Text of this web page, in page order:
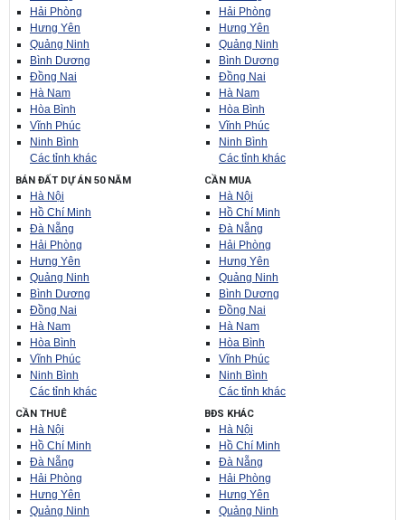
Hải Phòng
Hưng Yên
Quảng Ninh
Bình Dương
Đồng Nai
Hà Nam
Hòa Bình
Vĩnh Phúc
Ninh Bình
Các tỉnh khác
Hải Phòng
Hưng Yên
Quảng Ninh
Bình Dương
Đồng Nai
Hà Nam
Hòa Bình
Vĩnh Phúc
Ninh Bình
Các tỉnh khác
BÁN ĐẤT DỰ ÁN 50 NĂM
Hà Nội
Hồ Chí Minh
Đà Nẵng
Hải Phòng
Hưng Yên
Quảng Ninh
Bình Dương
Đồng Nai
Hà Nam
Hòa Bình
Vĩnh Phúc
Ninh Bình
Các tỉnh khác
CẦN MUA
Hà Nội
Hồ Chí Minh
Đà Nẵng
Hải Phòng
Hưng Yên
Quảng Ninh
Bình Dương
Đồng Nai
Hà Nam
Hòa Bình
Vĩnh Phúc
Ninh Bình
Các tỉnh khác
CẦN THUÊ
Hà Nội
Hồ Chí Minh
Đà Nẵng
Hải Phòng
Hưng Yên
Quảng Ninh
BĐS KHÁC
Hà Nội
Hồ Chí Minh
Đà Nẵng
Hải Phòng
Hưng Yên
Quảng Ninh